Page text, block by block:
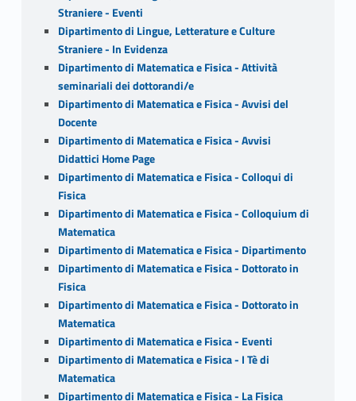
Straniere - Eventi
Dipartimento di Lingue, Letterature e Culture
Straniere - In Evidenza
Dipartimento di Matematica e Fisica - Attività
seminariali dei dottorandi/e
Dipartimento di Matematica e Fisica - Avvisi del
Docente
Dipartimento di Matematica e Fisica - Avvisi
Didattici Home Page
Dipartimento di Matematica e Fisica - Colloqui di
Fisica
Dipartimento di Matematica e Fisica - Colloquium di
Matematica
Dipartimento di Matematica e Fisica - Dipartimento
Dipartimento di Matematica e Fisica - Dottorato in
Fisica
Dipartimento di Matematica e Fisica - Dottorato in
Matematica
Dipartimento di Matematica e Fisica - Eventi
Dipartimento di Matematica e Fisica - I Tè di
Matematica
Dipartimento di Matematica e Fisica - La Fisica